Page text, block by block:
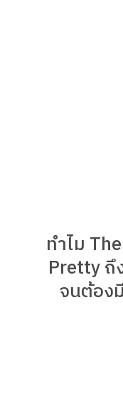
ทำไม
Pretty
จนต้อง